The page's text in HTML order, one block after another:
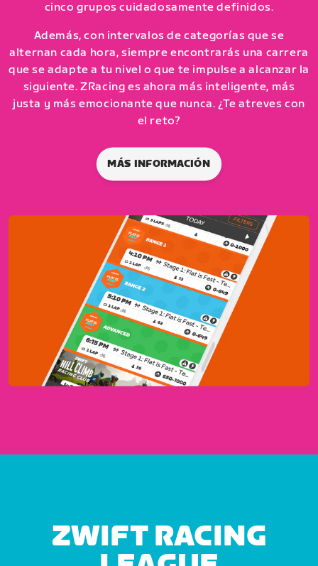
cinco grupos cuidadosamente definidos.
Además, con intervalos de categorías que se
alternan cada hora, siempre encontrarás una carrera
que se adapte a tu nivel o que te impulse a alcanzar la
siguiente. ZRacing es ahora más inteligente, más
justa y más emocionante que nunca. ¿Te atreves con
el reto?
MÁS INFORMACIÓN
ZWIFT RACING